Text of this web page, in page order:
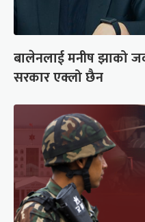
बालेनलाई मनीष झाको
सरकार एक्लो छैन